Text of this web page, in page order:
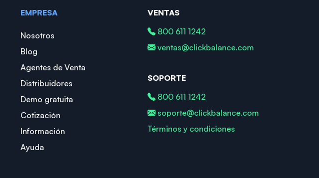
EMPRESA
Nosotros
Blog
Agentes de Venta
Distribuidores
Demo gratuita
Cotización
Información
Ayuda
VENTAS
800 611 1242
ventas@clickbalance.com
SOPORTE
800 611 1242
soporte@clickbalance.com
Términos y condiciones